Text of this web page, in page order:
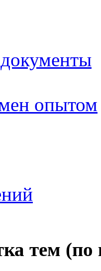
опытом
тем (по